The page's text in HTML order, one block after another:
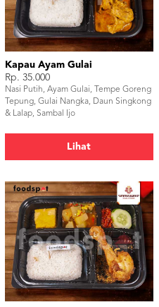
Kapau Ayam Gulai
Rp. 35.000
Nasi Putih, Ayam Gulai, Tempe Goreng
Tepung, Gulai Nangka, Daun Singkong
& Lalap, Sambal Ijo
Lihat